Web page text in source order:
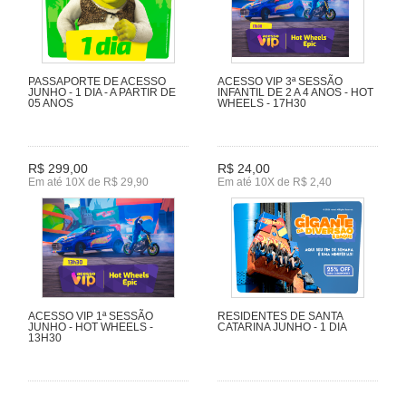
PASSAPORTE DE ACESSO
JUNHO - 1 DIA - A PARTIR DE
05 ANOS
R$ 299,00
Em até 10X de R$ 29,90
ACESSO VIP 3ª SESSÃO
INFANTIL DE 2 A 4 ANOS - HOT
WHEELS - 17H30
R$ 24,00
Em até 10X de R$ 2,40
ACESSO VIP 1ª SESSÃO
JUNHO - HOT WHEELS -
13H30
RESIDENTES DE SANTA
CATARINA JUNHO - 1 DIA